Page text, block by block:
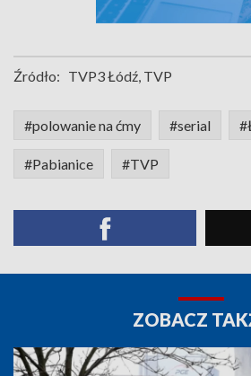
Źródło: TVP3 Łódź, TVP
#polowanie na ćmy #serial
#Pabianice #TVP
ZOBACZ